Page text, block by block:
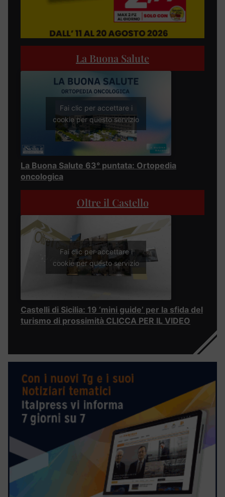
La Buona Salute
Fai clic per accettare i
cookie per questo servizio
La Buona Salute 63° puntata: Ortopedia
oncologica
Oltre il Castello
Fai clic per accettare i
cookie per questo servizio
Castelli di Sicilia: 19 ‘mini guide’ per la sfida del
turismo di prossimità CLICCA PER IL VIDEO